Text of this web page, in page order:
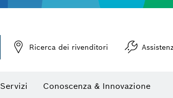
Ricerca dei rivenditori
Servizi Conoscenza & Innovazione